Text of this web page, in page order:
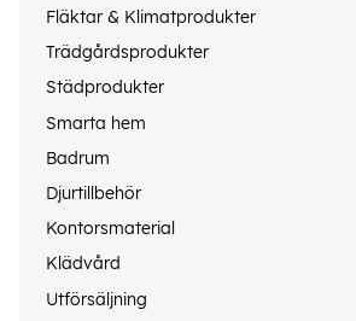
Fläktar & Klimatprodukter
Trädgårdsprodukter
Städprodukter
Smarta hem
Badrum
Djurtillbehör
Kontorsmaterial
Klädvård
Utförsäljning